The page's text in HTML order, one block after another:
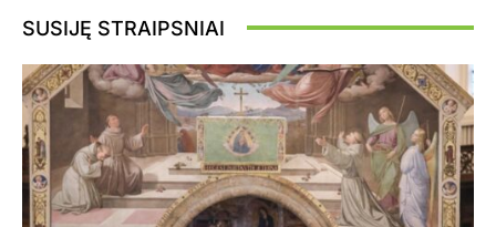
SUSIJĘ STRAIPSNIAI